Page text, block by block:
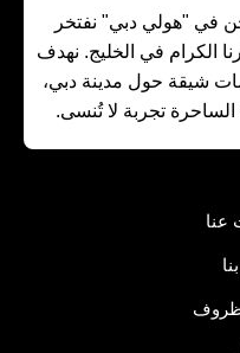
في "هولي دبي" نفتخر
الكرام في الخليج. نهدف
شيقة حول مدينة دبي،
تجربة لا تُنسى.
عنا